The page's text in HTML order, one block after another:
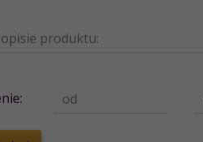
produktu:
od